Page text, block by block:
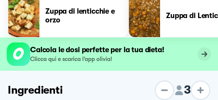
Zuppa di lenticchie e
orzo
Zuppa di
Calcola le dosi perfette per la tua dieta!
Clicca qui e scarica l’app olivia!
Ingredienti 3